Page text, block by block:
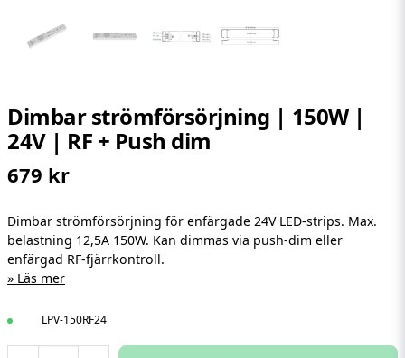
Dimbar strömförsörjning | 150W |
24V | RF + Push dim
679 kr
Dimbar strömförsörjning för enfärgade 24V LED-strips. Max.
belastning 12,5A 150W. Kan dimmas via push-dim eller
enfärgad RF-fjärrkontroll.
Läs mer
LPV-150RF24